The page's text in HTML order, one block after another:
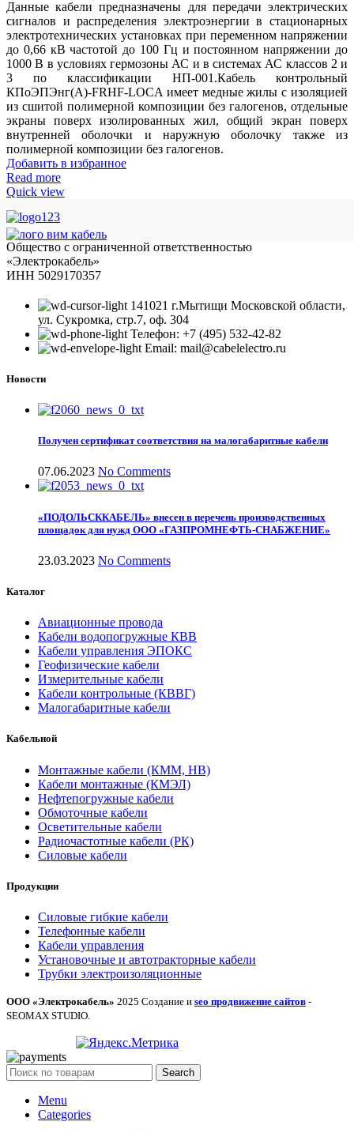
Данные кабели предназначены для передачи электрических
сигналов и распределения электроэнергии в стационарных
электротехнических установках при переменном напряжении
до 0,66 кВ частотой до 100 Гц и постоянном напряжении до
1000 В в условиях гермозоны АС и в системах АС классов 2 и
3 по классификации НП-001.Кабель контрольный
КПоЭПЭнг(А)-FRHF-LOCA имеет медные жилы с изоляцией
из сшитой полимерной композиции без галогенов, отдельные
экраны поверх изолированных жил, общий экран поверх
внутренней оболочки и наружную оболочку также из
полимерной композиции без галогенов.
Добавить в избранное
Read more
Quick view
Общество с ограниченной ответственностью
«Электрокабель»
ИНН 5029170357
141021 г.Мытищи Московской области,
ул. Сукромка, стр.7, оф. 304
Телефон: +7 (495) 532-42-82
Email: mail@cabelelectro.ru
Новости
Получен сертификат соответствия на малогабаритные кабели
07.06.2023 No Comments
«ПОДОЛЬСККАБЕЛЬ» внесен в перечень производственных
площадок для нужд ООО «ГАЗПРОМНЕФТЬ-СНАБЖЕНИЕ»
23.03.2023 No Comments
Каталог
Авиационные провода
Кабели водопогружные КВВ
Кабели управления ЭПОКС
Геофизические кабели
Измерительные кабели
Кабели контрольные (КВВГ)
Малогабаритные кабели
Кабельной
Монтажные кабели (КММ, НВ)
Кабели монтажные (КМЭЛ)
Нефтепогружные кабели
Обмоточные кабели
Осветительные кабели
Радиочастотные кабели (РК)
Силовые кабели
Продукции
Силовые гибкие кабели
Телефонные кабели
Кабели управления
Установочные и автотракторные кабели
Трубки электроизоляционные
ООО «Электрокабель» 2025 Создание и seo продвижение сайтов -
SEOMAX STUDIO.
Search
Menu
Categories